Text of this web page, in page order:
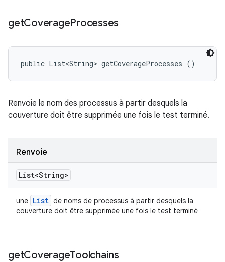
getCoverageProcesses
public List<String> getCoverageProcesses ()
Renvoie le nom des processus à partir desquels la
couverture doit être supprimée une fois le test terminé.
Renvoie
List<String>
une List de noms de processus à partir desquels la
couverture doit être supprimée une fois le test terminé
getCoverageToolchains